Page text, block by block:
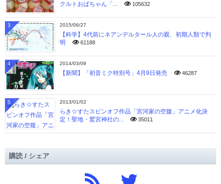
クルトおばちゃん「...
105632
2015/06/27
【科学】4代前にネアンデルタール人の親、初期人類で判
明
61188
3
2014/03/09
【新聞】「初音ミク特別号」4月9日発売 46287
4
2013/01/02
らき☆すたスピンオフ作品「宮河家の空腹」アニメ化決
定！聖地・鷲宮神社の...
35011
5
購読 / シェア